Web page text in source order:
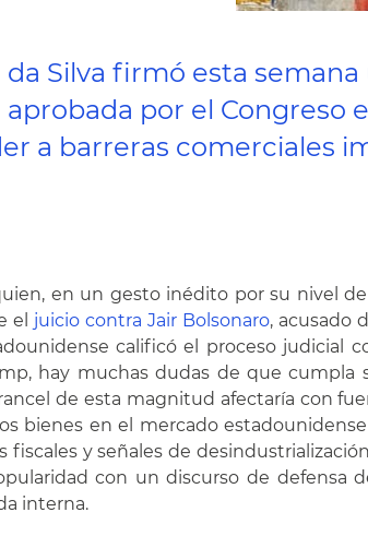
Silva firmó esta
por el Congreso
a barreras comerciales
en un gesto inédito por su nivel
el juicio contra Jair Bolsonaro, acusado
calificó el proceso judicial
hay muchas dudas de que cumpla
de esta magnitud afectaría con
bienes en el mercado
y señales de
con un discurso de defensa
interna.